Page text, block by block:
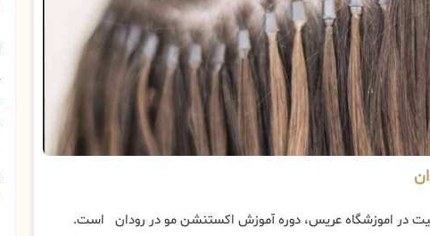
در اموزشگاه عریس، دوره آموزش اکستنشن مو در رودان است.